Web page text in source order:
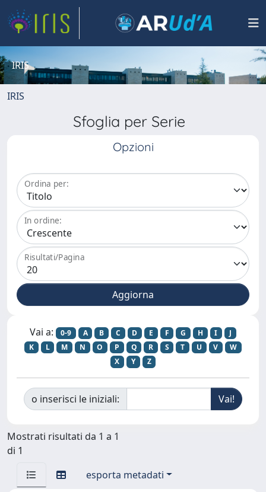
IRIS
IRIS
Sfoglia per Serie
Opzioni
Ordina per:
In ordine:
Risultati/Pagina
Vai a: 0-9 A B C D E F G H I
J
K
L M N O P Q R S T U V
W
X
Y Z
o inserisci le iniziali:
Mostrati risultati da 1 a 1
di 1
esporta metadati